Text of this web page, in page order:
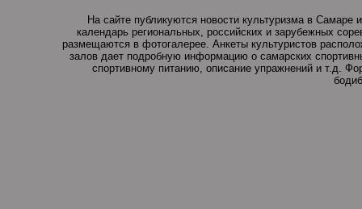
На сайте публикуются новости культуризма в
календарь региональных, российских и зарубежных
размещаются в фотогалерее. Анкеты культуристов
залов дает подробную информацию о самарских
спортивному питанию, описание упражнений и т.д.